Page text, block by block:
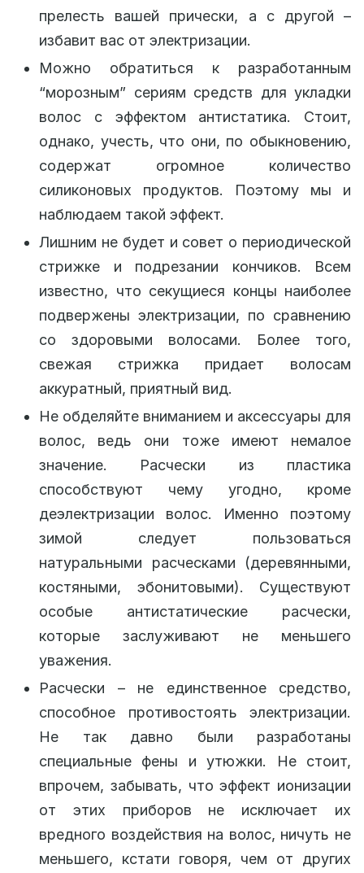
прелесть вашей прически, а с другой –
избавит вас от электризации.
Можно обратиться к разработанным
“морозным” сериям средств для укладки
волос с эффектом антистатика. Стоит,
однако, учесть, что они, по обыкновению,
содержат огромное количество
силиконовых продуктов. Поэтому мы и
наблюдаем такой эффект.
Лишним не будет и совет о периодической
стрижке и подрезании кончиков. Всем
известно, что секущиеся концы наиболее
подвержены электризации, по сравнению
со здоровыми волосами. Более того,
свежая стрижка придает волосам
аккуратный, приятный вид.
Не обделяйте вниманием и аксессуары для
волос, ведь они тоже имеют немалое
значение. Расчески из пластика
способствуют чему угодно, кроме
деэлектризации волос. Именно поэтому
зимой следует пользоваться
натуральными расческами (деревянными,
костяными, эбонитовыми). Существуют
особые антистатические расчески,
которые заслуживают не меньшего
уважения.
Расчески – не единственное средство,
способное противостоять электризации.
Не так давно были разработаны
специальные фены и утюжки. Не стоит,
впрочем, забывать, что эффект ионизации
от этих приборов не исключает их
вредного воздействия на волос, ничуть не
меньшего, кстати говоря, чем от других